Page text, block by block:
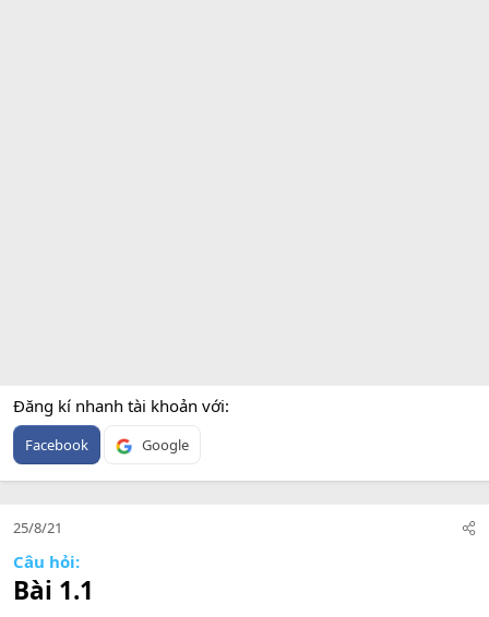
Đăng kí nhanh tài khoản với
Facebook Google
25/8/21
Câu hỏi:
Bài 1.1